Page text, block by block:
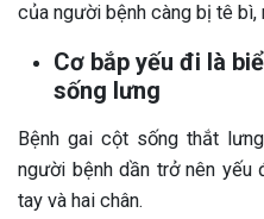
của người bệnh càng bị tê
Cơ bắp yếu đi là
sống lưng
Bệnh gai cột sống thắt
người bệnh dần trở nên yếu
tay và hai chân.